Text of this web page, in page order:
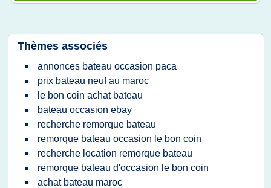
Thèmes associés
annonces bateau occasion paca
prix bateau neuf au maroc
le bon coin achat bateau
bateau occasion ebay
recherche remorque bateau
remorque bateau occasion le bon coin
recherche location remorque bateau
remorque bateau d'occasion le bon coin
achat bateau maroc